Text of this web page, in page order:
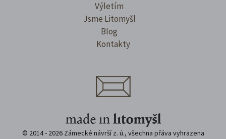
Výletím
Jsme Litomyšl
Blog
Kontakty
© 2014 - 2026 Zámecké návrší z. ú., všechna přáva vyhrazena